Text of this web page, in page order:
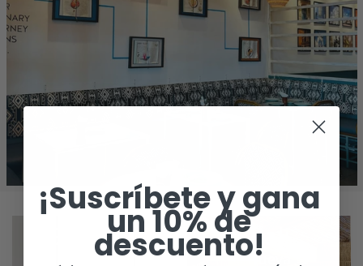
Glamour
Nueva
Bali
Nueva
¡Suscríbete y gana
un 10% de
descuento!